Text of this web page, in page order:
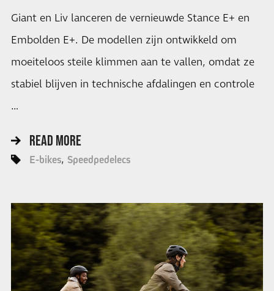
Giant en Liv lanceren de vernieuwde Stance E+ en
Embolden E+. De modellen zijn ontwikkeld om
moeiteloos steile klimmen aan te vallen, omdat ze
stabiel blijven in technische afdalingen en controle
…
READ MORE
E-bikes Speedpedelecs